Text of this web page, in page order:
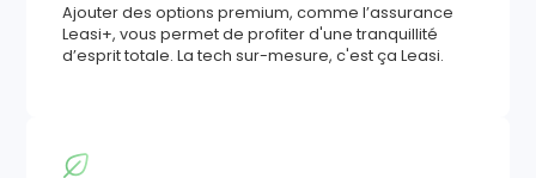
Ajouter des options premium, comme l’assurance
Leasi+, vous permet de profiter d'une tranquillité
d’esprit totale. La tech sur-mesure, c'est ça Leasi.